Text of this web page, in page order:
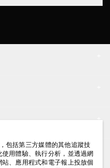
包括第三方媒體的其他追蹤技
用體驗、執行分析，並透過網
、應用程式和電子報上投放個